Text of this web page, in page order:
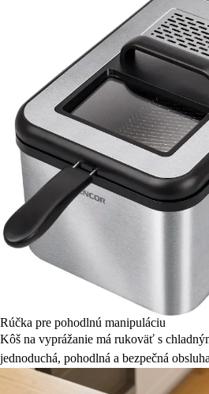
Rúčka pre pohodlnú manipuláciu
Kôš na vyprážanie má rukoväť s
jednoduchá, pohodlná a bezpečná